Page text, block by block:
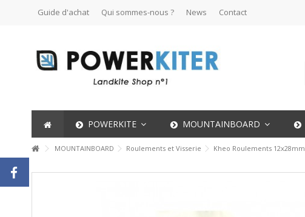
Guide d'achat Qui sommes-nous ? News Contact
POWERKITE MOUNTAINBOARD
MOUNTAINBOARD Roulements et Visserie Kheo Roulements 12x28mm